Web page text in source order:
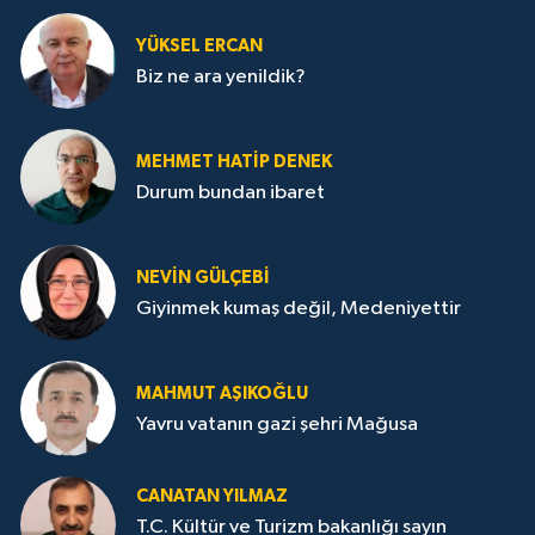
YÜKSEL ERCAN
Biz ne ara yenildik?
MEHMET HATİP DENEK
Durum bundan ibaret
NEVİN GÜLÇEBİ
Giyinmek kumaş değil, Medeniyettir
MAHMUT AŞIKOĞLU
Yavru vatanın gazi şehri Mağusa
CANATAN YILMAZ
T.C. Kültür ve Turizm bakanlığı sayın